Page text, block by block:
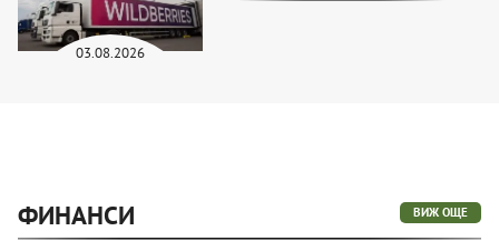
03.08.2026
ФИНАНСИ ВИЖ ОЩЕ